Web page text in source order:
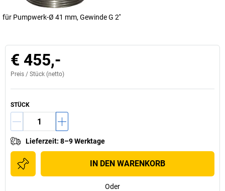
für Pumpwerk-Ø 41 mm, Gewinde G 2''
€ 455,-
Preis / Stück (netto)
STÜCK
Lieferzeit: 8–9 Werktage
IN DEN WARENKORB
Oder